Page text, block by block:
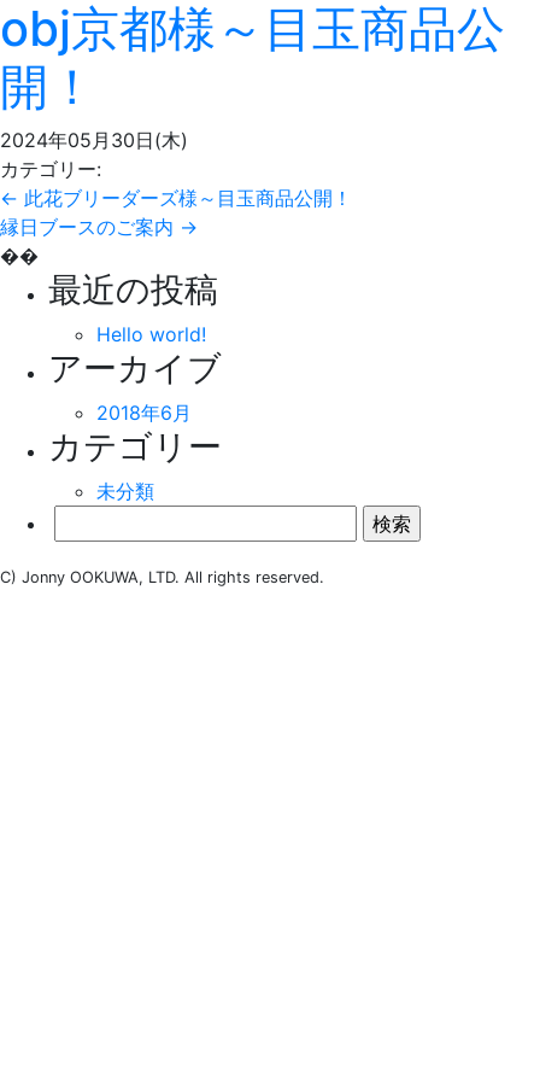
obj京都様～目玉商品公
開！
2024年05月30日(木)
カテゴリー:
← 此花ブリーダーズ様～目玉商品公開！
縁日ブースのご案内 →
��
最近の投稿
Hello world!
アーカイブ
2018年6月
カテゴリー
未分類
C) Jonny OOKUWA, LTD. All rights reserved.